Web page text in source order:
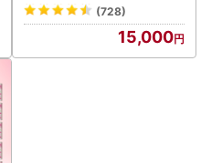
(728)
15,000